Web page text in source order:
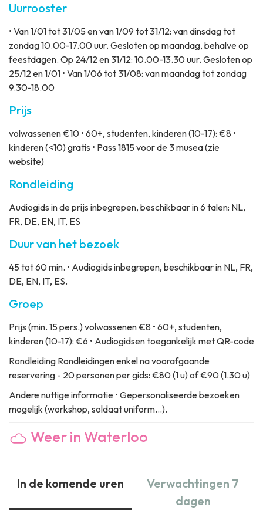
Uurrooster
• Van 1/01 tot 31/05 en van 1/09 tot 31/12: van dinsdag tot
zondag 10.00-17.00 uur. Gesloten op maandag, behalve op
feestdagen. Op 24/12 en 31/12: 10.00-13.30 uur. Gesloten op
25/12 en 1/01 • Van 1/06 tot 31/08: van maandag tot zondag
9.30-18.00
Prijs
volwassenen €10 • 60+, studenten, kinderen (10-17): €8 •
kinderen (<10) gratis • Pass 1815 voor de 3 musea (zie
website)
Rondleiding
Audiogids in de prijs inbegrepen, beschikbaar in 6 talen: NL,
FR, DE, EN, IT, ES
Duur van het bezoek
45 tot 60 min. • Audiogids inbegrepen, beschikbaar in NL, FR,
DE, EN, IT, ES.
Groep
Prijs (min. 15 pers.) volwassenen €8 • 60+, studenten,
kinderen (10-17): €6 • Audiogidsen toegankelijk met QR-code
Rondleiding Rondleidingen enkel na voorafgaande
reservering - 20 personen per gids: €80 (1 u) of €90 (1.30 u)
Andere nuttige informatie • Gepersonaliseerde bezoeken
mogelijk (workshop, soldaat uniform...).
Weer in Waterloo
In de komende uren
Verwachtingen 7
dagen